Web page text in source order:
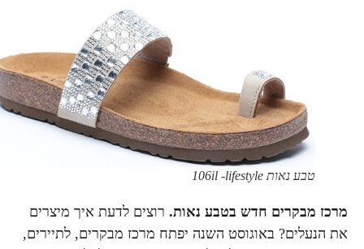
טבע נאות 106il -lifestyle
מרכז מבקרים חדש בטבע נאות.רוצים לדעת איך מיצרים
את הנעלים? באוגוסט השנה יפתח מרכז מבקרים, לתיירים,